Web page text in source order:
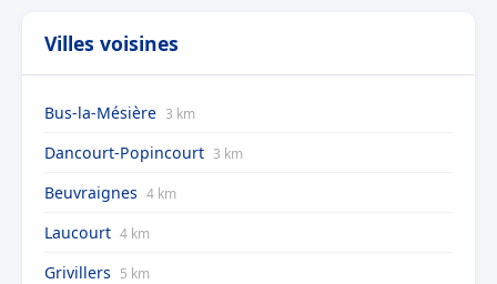
Villes voisines
Bus-la-Mésière 3 km
Dancourt-Popincourt 3 km
Beuvraignes 4 km
Laucourt 4 km
Grivillers 5 km